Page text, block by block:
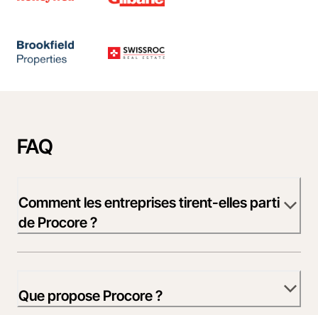
FAQ
Comment les entreprises tirent-elles parti
de Procore ?
Que propose Procore ?